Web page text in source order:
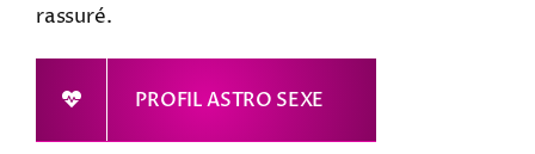
rassuré.
PROFIL ASTRO SEXE